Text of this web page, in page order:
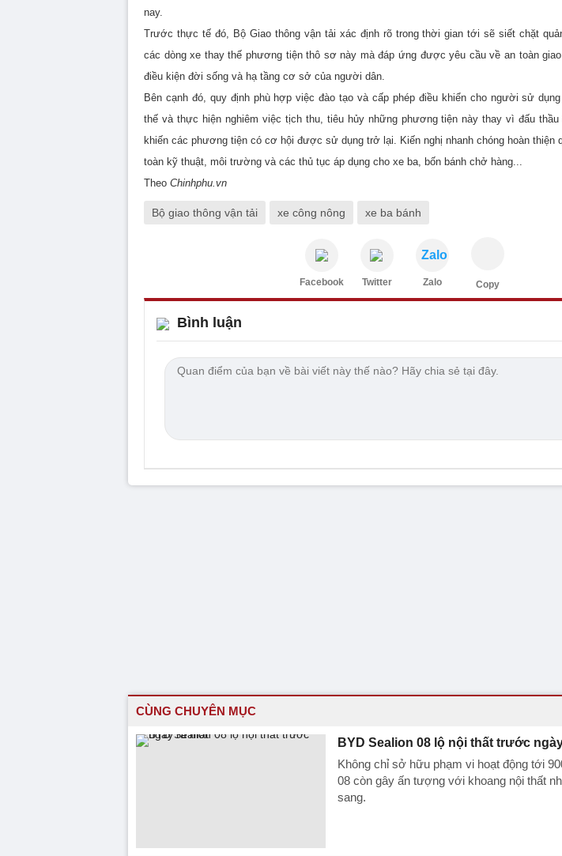
nay.
Trước thực tế đó, Bộ Giao thông vận tải xác định rõ trong thời gian tới sẽ siết chặt
các dòng xe thay thế phương tiện thô sơ này mà đáp ứng được yêu cầu về an toàn
điều kiện đời sống và hạ tầng cơ sở của người dân.
Bên cạnh đó, quy định phù hợp việc đào tạo và cấp phép điều khiển cho người sử
thế và thực hiện nghiêm việc tịch thu, tiêu hủy những phương tiện này thay vì đấu
khiến các phương tiện có cơ hội được sử dụng trở lại. Kiến nghị nhanh chóng hoàn thiện
toàn kỹ thuật, môi trường và các thủ tục áp dụng cho xe ba, bốn bánh chở hàng...
Theo Chinhphu.vn
Bộ giao thông vận tải xe công nông xe ba bánh
Facebook Twitter
Zalo
Zalo Copy
Bình luận
CÙNG CHUYÊN MỤC
BYD Sealion 08 lộ nội thất trước
Không chỉ sở hữu phạm vi hoạt động tới
08 còn gây ấn tượng với khoang nội thất
sang.